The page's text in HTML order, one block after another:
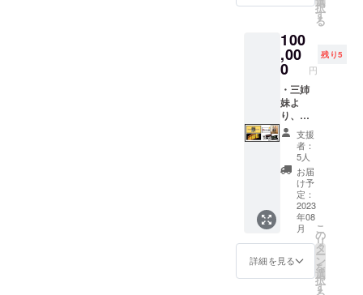
のリ
ターン
は追加
分のた
め、カ
ラー選
択はで
きませ
んので
ご了承
くださ
い。
無糖ど
ちらも
ご利用
可能で
す。 ・
限定デ
ザイン
フィル
ターイ
ンボト
ル1本
(内容
量：
400ml)
※ス
モー
キーグ
リーン/
(内容
400ml)
※ス
モー
キーグ
リーン/
スモー
キーピ
ンクの
どちら
かを選
べま
す。 ・
カフェ
スイー
ツ・ド
リンク
チケッ
ト各5枚
(チ
ケット
択
す
る
100
,00
0 円
残り5
・三姉
妹よ
り、感
謝の気
持ちを
込めた
御礼
メール
・限定
デザイ
ンフィ
ルター
インボ
トル1本
(内容
量：
支援
者：
5人
お届
け予
定：
2023
年08
月
詳細を見る
こ
の
リ
タ
ー
ン
を
選
択
す